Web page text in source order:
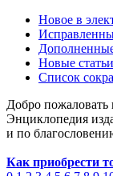
Новое в
Новые статьи
Список
Добро
Энциклопедия
и по
Как приобрести